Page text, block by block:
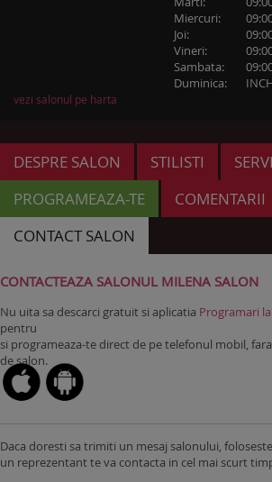
Miercuri:
Joi:
Vineri:
Sambata:
Duminica:
vezi salonul pe harta
DESPRE SALON STILISTI
PROGRAMEAZA-TE
COMENTARII
CONTACT SALON
CONTACTEAZA SALONUL MILENA SALON
Nu uita sa descarci gratuit si aplicatia Programari
pentru
si programeaza-te direct de pe telefonul mobil,
de salon.
Daca doresti sa trimiti un mesaj salonului,
un reprezentant te va contacta in cel mai scurt